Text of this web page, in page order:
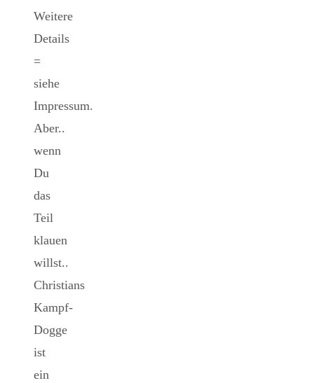
Weitere
Details
=
siehe
Impressum.
Aber..
wenn
Du
das
Teil
klauen
willst..
Christians
Kampf-
Dogge
ist
ein